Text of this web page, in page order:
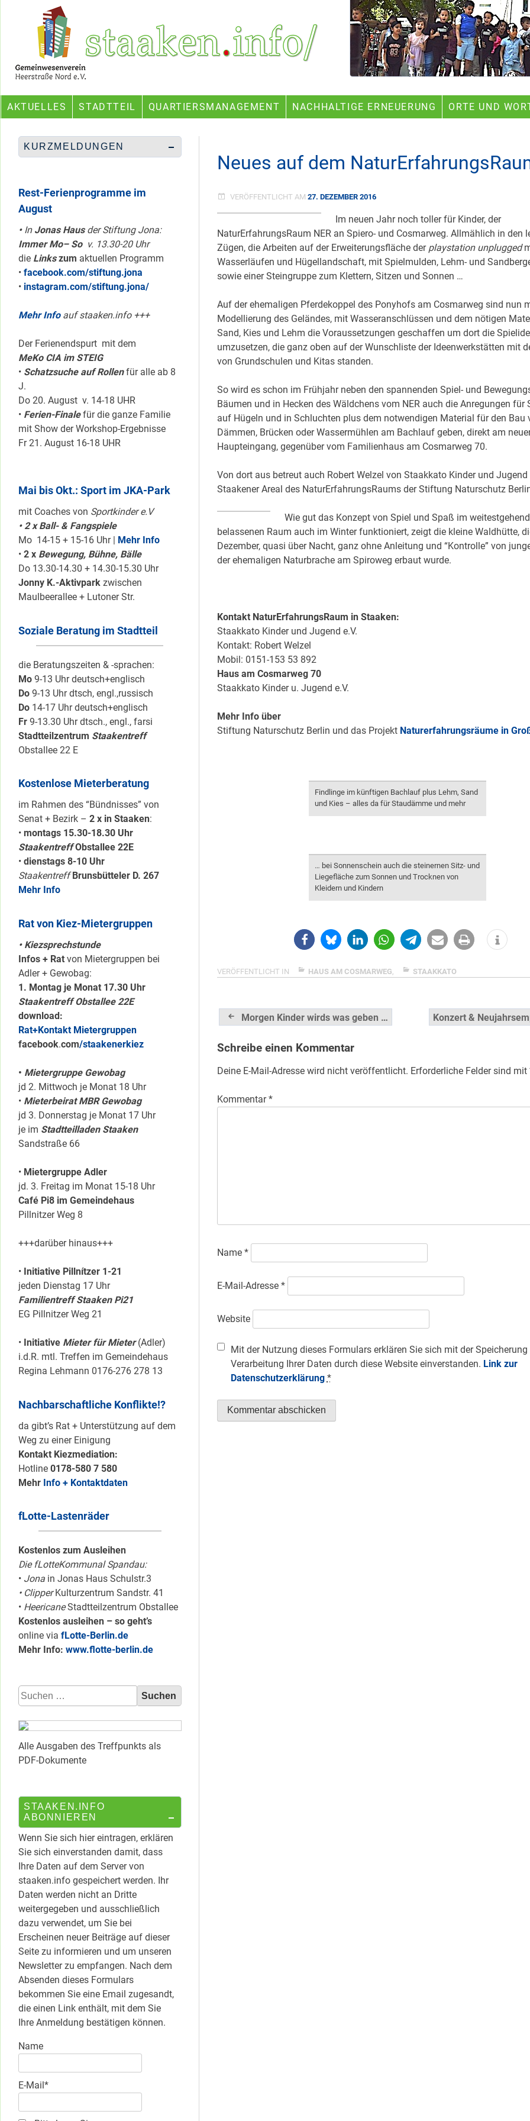
Ein Projekt des Gemeinwesenvereins Heerstraße Nord
AKTUELLES STADTTEIL QUARTIERSMANAGEMENT NACHHALTIGE ERNEUERUNG ORTE UND
Neues auf dem
VERÖFFENTLICHT AM 27. DEZEMBER 2016
Im neuen Jahr noch toller für Kinder, der
NaturErfahrungsRaum NER an Spiero- und Cosmarweg. Allmählich in den
Zügen, die Arbeiten auf der Erweiterungsfläche der playstation unplugged
Wasserläufen und Hügellandschaft, mit Spielmulden, Lehm- und
sowie einer Steingruppe zum Klettern, Sitzen und Sonnen …
Auf der ehemaligen Pferdekoppel des Ponyhofs am Cosmarweg sind nun
Modellierung des Geländes, mit Wasseranschlüssen und dem nötigen
Sand, Kies und Lehm die Voraussetzungen geschaffen um dort die
umzusetzen, die ganz oben auf der Wunschliste der Ideenwerkstätten mit
von Grundschulen und Kitas standen.
So wird es schon im Frühjahr neben den spannenden Spiel- und
Bäumen und in Hecken des Wäldchens vom NER auch die Anregungen für
auf Hügeln und in Schluchten plus dem notwendigen Material für den Bau
Dämmen, Brücken oder Wassermühlen am Bachlauf geben, direkt am
Haupteingang, gegenüber vom Familienhaus am Cosmarweg 70.
Von dort aus betreut auch Robert Welzel von Staakkato Kinder und Jugend
Staakener Areal des NaturErfahrungsRaums der Stiftung Naturschutz
Wie gut das Konzept von Spiel und Spaß im
belassenen Raum auch im Winter funktioniert, zeigt die kleine Waldhütte,
Dezember, quasi über Nacht, ganz ohne Anleitung und “Kontrolle” von
der ehemaligen Naturbrache am Spiroweg erbaut wurde.
Kontakt NaturErfahrungsRaum in Staaken:
Staakkato Kinder und Jugend e.V.
Kontakt: Robert Welzel
Mobil: 0151-153 53 892
Haus am Cosmarweg 70
Staakkato Kinder u. Jugend e.V.
Mehr Info über
Stiftung Naturschutz Berlin und das Projekt Naturerfahrungsräume in
Findlinge im künftigen Bachlauf plus Lehm, Sand
und Kies – alles da für Staudämme und mehr
… bei Sonnenschein auch die steinernen Sitz- und
Liegefläche zum Sonnen und Trocknen von
Kleidern und Kindern
VERÖFFENTLICHT IN HAUS AM COSMARWEG, STAAKKATO
Beitragsnavigation
Morgen Kinder wirds was geben … Konzert &
Schreibe einen Kommentar
Deine E-Mail-Adresse wird nicht veröffentlicht. Erforderliche Felder sind mit
Kommentar*
Name *
E-Mail-Adresse *
Website
Mit der Nutzung dieses Formulars erklären Sie sich mit der Speicherung
Verarbeitung Ihrer Daten durch diese Website einverstanden. Link zur
Datenschutzerklärung *
KURZMELDUNGEN
Rest-Ferienprogramme im
August
•InJonas Hausder Stiftung Jona:
Immer Mo– So v. 13.30-20 Uhr
die Linkszum aktuellen Programm
• facebook.com/stiftung.jona
• instagram.com/stiftung.jona/
Mehr Infoauf staaken.info +++
Der Ferienendspurt mit dem
MeKo CIA im STEIG
• Schatzsuche auf Rollenfür alle ab 8
J.
Do 20. August v. 14-18 UHR
• Ferien-Finalefür die ganze Familie
mit Show der Workshop-Ergebnisse
Fr 21. August 16-18 UHR
Mai bis Okt.: Sport im JKA-Park
mit Coaches von Sportkinder e.V
• 2 x Ball- & Fangspiele
Mo 14-15 + 15-16 Uhr |
Mehr Info
• 2 x Bewegung, Bühne, Bälle
Do 13.30-14.30 + 14.30-15.30 Uhr
Jonny K.-Aktivpark zwischen
Maulbeerallee + Lutoner Str.
Soziale Beratung im Stadtteil
die Beratungszeiten & -sprachen:
Mo 9-13 Uhr deutsch+englisch
Do 9-13 Uhr dtsch, engl.,russisch
Do 14-17 Uhr deutsch+englisch
Fr 9-13.30 Uhr dtsch., engl., farsi
Stadtteilzentrum Staakentreff
Obstallee 22 E
Kostenlose Mieterberatung
im Rahmen des “Bündnisses” von
Senat + Bezirk – 2 x in Staaken:
• montags 15.30-18.30 Uhr
Staakentreff Obstallee 22E
• dienstags 8-10 Uhr
Staakentreff Brunsbütteler D. 267
Mehr Info
Rat von Kiez-Mietergruppen
• Kiezsprechstunde
Infos + Rat von Mietergruppen bei
Adler + Gewobag:
1. Montag je Monat 17.30 Uhr
Staakentreff Obstallee 22E
download:
Rat+Kontakt Mietergruppen
facebook.com/staakenerkiez
• Mietergruppe Gewobag
jd 2. Mittwoch je Monat 18 Uhr
• Mieterbeirat MBR Gewobag
jd 3. Donnerstag je Monat 17 Uhr
je im Stadtteilladen Staaken
Sandstraße 66
• Mietergruppe Adler
jd. 3. Freitag im Monat 15-18 Uhr
Café Pi8 im Gemeindehaus
Pillnitzer Weg 8
+++darüber hinaus+++
• Initiative Pillnítzer 1-21
jeden Dienstag 17 Uhr
Familientreff Staaken Pi21
EG Pillnitzer Weg 21
• Initiative Mieter für Mieter(Adler)
i.d.R. mtl. Treffen im Gemeindehaus
Regina Lehmann 0176-276 278 13
Nachbarschaftliche Konflikte!?
da gibt’s Rat + Unterstützung auf dem
Weg zu einer Einigung
Kontakt Kiezmediation:
Hotline 0178-580 7 580
Mehr Info + Kontaktdaten
fLotte-Lastenräder
Kostenlos zum Ausleihen
Die fLotteKommunal Spandau:
• Jona in Jonas Haus Schulstr.3
• ClipperKulturzentrum Sandstr. 41
• HeericaneStadtteilzentrum Obstallee
Kostenlos ausleihen – so geht’s
online via fLotte-Berlin.de
Mehr Info: www.flotte-berlin.de
Suchen
nach:
Alle Ausgaben des Treffpunkts als
PDF-Dokumente
STAAKEN.INFO
ABONNIEREN
Wenn Sie sich hier eintragen, erklären
Sie sich einverstanden damit, dass
Ihre Daten auf dem Server von
staaken.info gespeichert werden. Ihr
Daten werden nicht an Dritte
weitergegeben und ausschließlich
dazu verwendet, um Sie bei
Erscheinen neuer Beiträge auf dieser
Seite zu informieren und um unseren
Newsletter zu empfangen. Nach dem
Absenden dieses Formulars
bekommen Sie eine Email zugesandt,
die einen Link enthält, mit dem Sie
Ihre Anmeldung bestätigen können.
Name
E-Mail*